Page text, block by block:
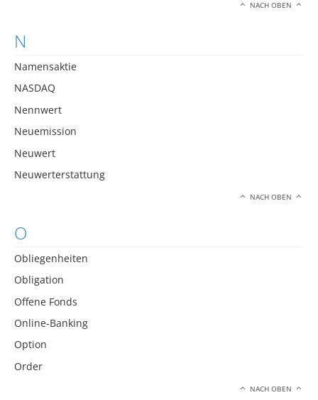
NACH OBEN
N
Namensaktie
NASDAQ
Nennwert
Neuemission
Neuwert
Neuwerterstattung
NACH OBEN
O
Obliegenheiten
Obligation
Offene Fonds
Online-Banking
Option
Order
NACH OBEN